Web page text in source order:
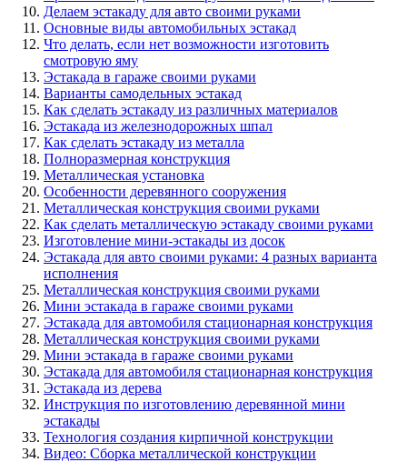
Делаем эстакаду для авто своими руками
Основные виды автомобильных эстакад
Что делать, если нет возможности изготовить
смотровую яму
Эстакада в гараже своими руками
Варианты самодельных эстакад
Как сделать эстакаду из различных материалов
Эстакада из железнодорожных шпал
Как сделать эстакаду из металла
Полноразмерная конструкция
Металлическая установка
Особенности деревянного сооружения
Металлическая конструкция своими руками
Как сделать металлическую эстакаду своими руками
Изготовление мини-эстакады из досок
Эстакада для авто своими руками: 4 разных варианта
исполнения
Металлическая конструкция своими руками
Мини эстакада в гараже своими руками
Эстакада для автомобиля стационарная конструкция
Металлическая конструкция своими руками
Мини эстакада в гараже своими руками
Эстакада для автомобиля стационарная конструкция
Эстакада из дерева
Инструкция по изготовлению деревянной мини
эстакады
Технология создания кирпичной конструкции
Видео: Сборка металлической конструкции